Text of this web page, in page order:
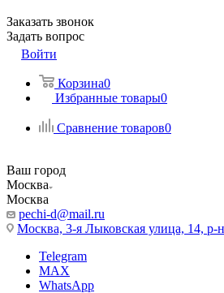
Заказать звонок
Задать вопрос
Войти
Корзина0
Избранные товары0
Сравнение товаров0
Ваш город
Москва
Москва
pechi-d@mail.ru
Москва, 3-я Лыковская улица, 14, р-
Telegram
MAX
WhatsApp